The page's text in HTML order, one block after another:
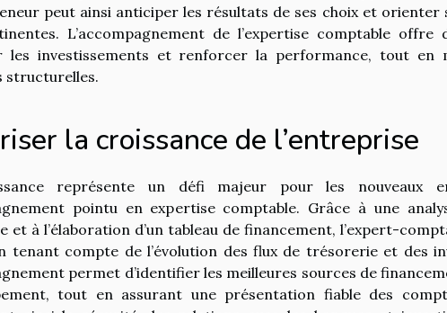
peut ainsi anticiper les résultats de ses choix et orienter
L’accompagnement de l’expertise comptable
les investissements et renforcer la performance, tout en
structurelles.
la croissance de l’entreprise
représente un défi majeur pour les nouveaux
pointu en expertise comptable. Grâce à une
et à l’élaboration d’un tableau de financement, l’expert-
tenant compte de l’évolution des flux de trésorerie et des
permet d’identifier les meilleures sources de
tout en assurant une présentation fiable des